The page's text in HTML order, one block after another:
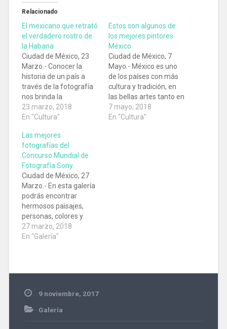
Relacionado
El mexicano que retrató
el verdadero rostro de
la Habana
Ciudad de México, 23
Marzo.- Conocer la
historia de un país a
través de la fotografía
nos brinda la
oportunidad de ver
detalles que poco se
través de los libros,
pero además podemos
sentirnos más cerca a
través de los ojos de
alguien más. Un joven
mexicano…
23 marzo, 2018
En "Cultura"
Estos son algunos de
los mejores pintores
México
Ciudad de México, 7
Mayo.- México es uno
de los países con más
cultura y tradición, en
las bellas artes tanto en
música, literatura y
también pintura (por
7 mayo, 2018
En "Cultura"
Las mejores
fotografías del
Concurso Mundial de
Fotografía Sony
Ciudad de México, 27
Marzo.- En esta galería
podrás encontrar
hermosos paisajes,
personas, colores y
encuadres perfectos
del Concurso Mundial
destreza, pero para
seleccionar las mejores
27 marzo, 2018
En "Galería"
9 noviembre, 2017
Galería